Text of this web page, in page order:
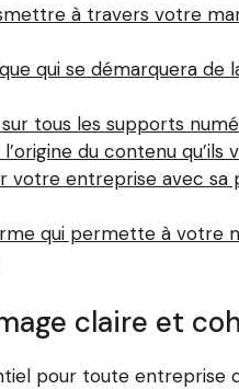
à travers votre
qui se démarquera
tous les supports
du contenu qu’ils
votre entreprise avec
qui permette à votre
claire et
pour toute entreprise